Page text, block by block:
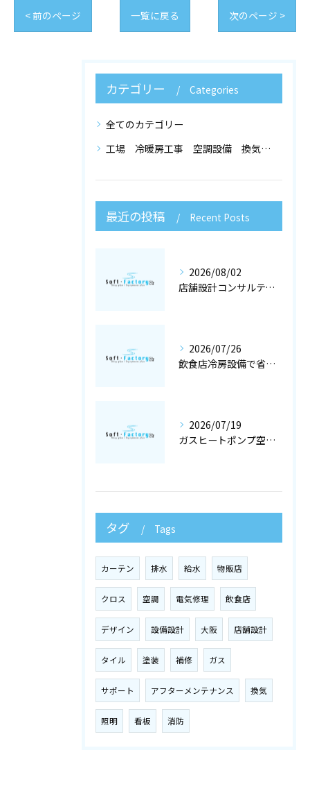
< 前のページ 一覧に戻る 次のページ >
カテゴリー Categories
全てのカテゴリー
工場 冷暖房工事 空調設備 換気設備 店舗設計
最近の投稿 Recent Posts
2026/08/02
店舗設計コンサルティングと冷暖房工事で快適な空調設備を大阪府大阪市で実現するポイント
2026/07/26
飲食店冷房設備で省エネと快適を両立する冷暖房工事と空調設備選定の店舗設計術
2026/07/19
ガスヒートポンプ空調で冷暖房工事と空調設備を最適化する店舗設計ガイド
タグ Tags
カーテン 排水 給水 物販店
クロス 空調 電気修理 飲食店
デザイン 設備設計 大阪 店舗設計
タイル 塗装 補修 ガス
サポート アフターメンテナンス 換気
照明 看板 消防